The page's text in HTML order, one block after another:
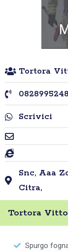
Tortora
0828995248
Scrivici
Snc, Aaa
Citra,
Tortora
Spurgo